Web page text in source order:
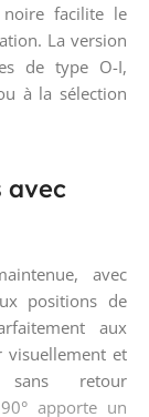
noire facilite le
La version
de type O-I,
à la sélection
avec
avec
positions de
aux
visuellement et
sans retour
apporte un